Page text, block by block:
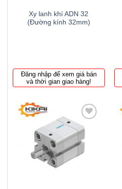
Xy lanh khí ADN 32
(Đường kính 32mm)
Đăng nhập để xem giá bán
và thời gian giao hàng!
Thêm
to
wishlist